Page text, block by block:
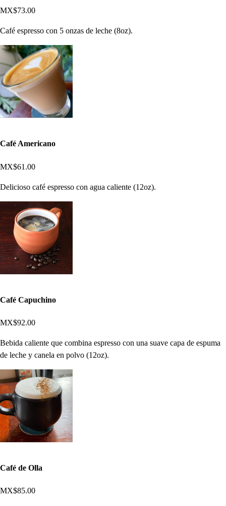
MX$73.00
Café espresso con 5 onzas de leche (8oz).
Café Americano
MX$61.00
Delicioso café espresso con agua caliente (12oz).
Café Capuchino
MX$92.00
Bebida caliente que combina espresso con una suave capa de espuma
de leche y canela en polvo (12oz).
Café de Olla
MX$85.00